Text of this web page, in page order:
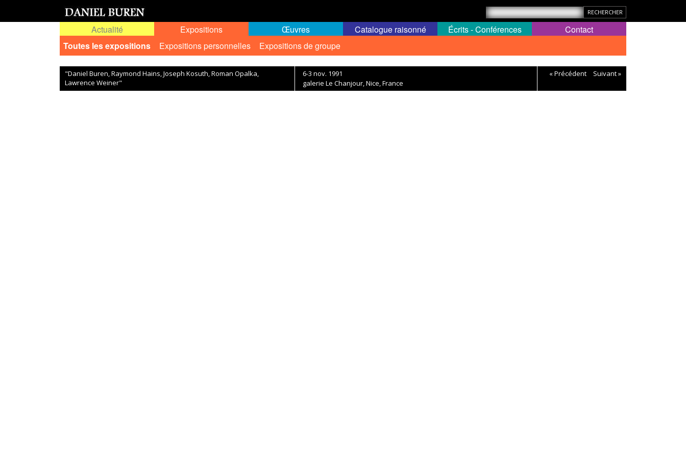
Actualité
Expositions
Toutes les expositions
Expositions personnelles Expositions de groupe
Œuvres Catalogue raisonné Écrits - Conférences Contact
"Daniel Buren, Raymond Hains, Joseph Kosuth, Roman Opalka,
Lawrence Weiner"
6-3 nov. 1991
galerie Le Chanjour, Nice, France
« Précédent Suivant »